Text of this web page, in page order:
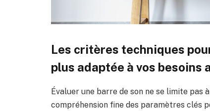
Les critères techniques
plus adaptée à vos besoins
Évaluer une barre de son ne se limite pas
compréhension fine des paramètres clés